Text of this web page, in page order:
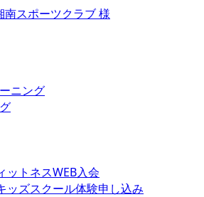
ニング
ットネスWEB入会
ッズスクール体験申し込み